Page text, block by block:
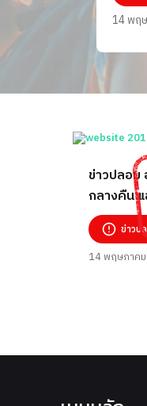
14 พฤ
ข่าวปลอม
กลางคืน แ
ตับสูง สร้
ข่าวป
14 พฤษภาค